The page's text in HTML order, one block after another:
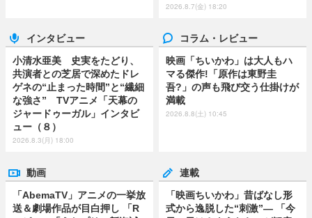
2026.8.7(金) 18:20
インタビュー
小清水亜美 史実をたどり、
共演者との芝居で深めたドレ
ゲネの“止まった時間”と“繊細
な強さ” TVアニメ「天幕の
ジャードゥーガル」インタビ
ュー（８）
2026.8.3(月) 18:00
コラム・レビュー
映画「ちいかわ」は大人もハ
マる傑作!「原作は東野圭
吾?」の声も飛び交う仕掛けが
満載
2026.8.8(土) 10:45
動画
「AbemaTV」アニメの一挙放
送＆劇場作品が目白押し 「R
連載
「映画ちいかわ」昔ばなし形
式から逸脱した“刺激”― 「今